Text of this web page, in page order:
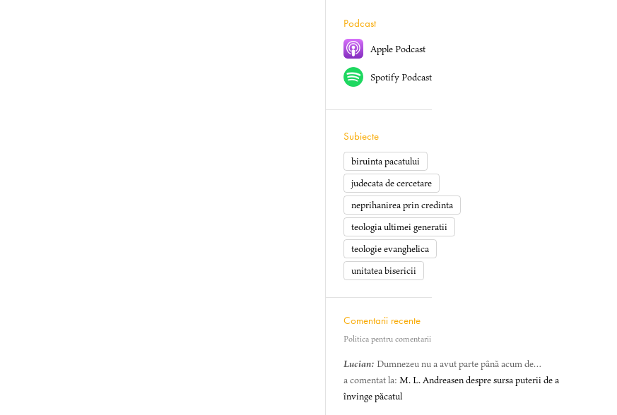
Podcast
Apple Podcast
Spotify Podcast
Subiecte
biruinta pacatului
judecata de cercetare
neprihanirea prin credinta
teologia ultimei generatii
teologie evanghelica
unitatea bisericii
Comentarii recente
Politica pentru comentarii
Lucian: Dumnezeu nu a avut parte până acum de…
a comentat la:M. L. Andreasen despre sursa puterii de a
învinge păcatul